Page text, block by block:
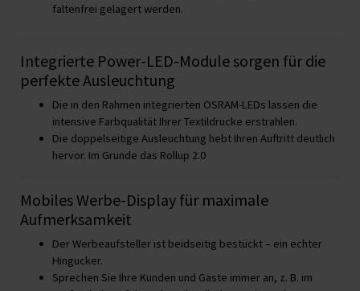
faltenfrei gelagert werden.
Integrierte Power-LED-Module sorgen für die
perfekte Ausleuchtung
Die in den Rahmen integrierten OSRAM-LEDs lassen die
intensive Farbqualität Ihrer Textildrucke erstrahlen.
Die doppelseitige Ausleuchtung hebt Ihren Auftritt deutlich
hervor. Im Grunde das Rollup 2.0
Mobiles Werbe-Display für maximale
Aufmerksamkeit
Der Werbeaufsteller ist beidseitig bestückt – ein echter
Hingucker.
Sprechen Sie Ihre Kunden und Gäste immer an, z. B. im